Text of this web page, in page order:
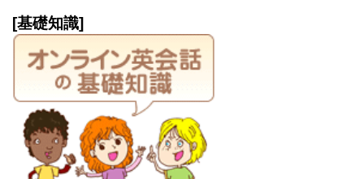
[基礎知識]